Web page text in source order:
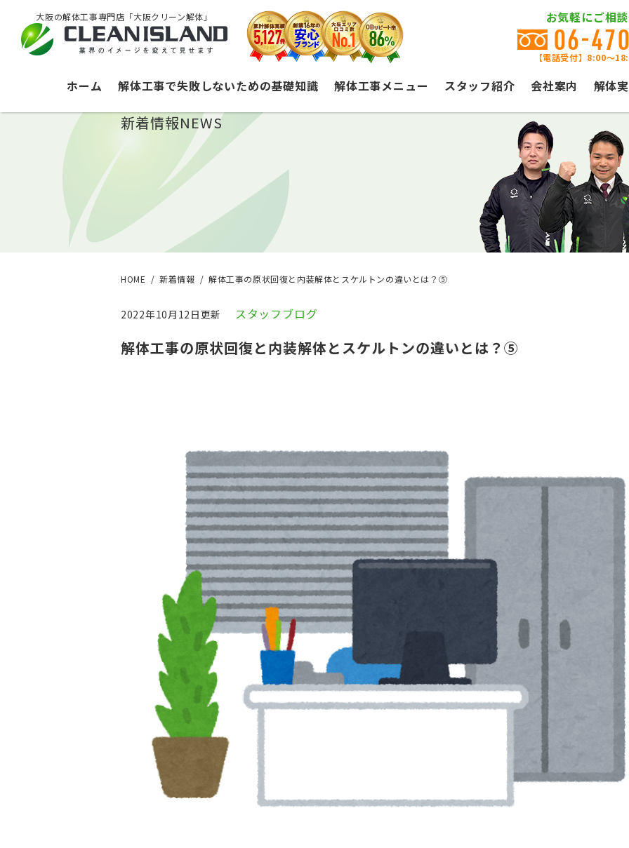
大阪の解体工事専門店「大阪クリーン解体」 お気軽にご相
06-
【電話受付】8:00〜
ホーム 解体工事で失敗しないための基礎知識 解体工事メニュー スタッフ紹介 会社案内 解体
新着情報NEWS
HOME 新着情報 解体工事の原状回復と内装解体とスケルトンの違いとは？⑤
2022年10月12日更新 スタッフブログ
解体工事の原状回復と内装解体とスケルトンの違いとは？⑤